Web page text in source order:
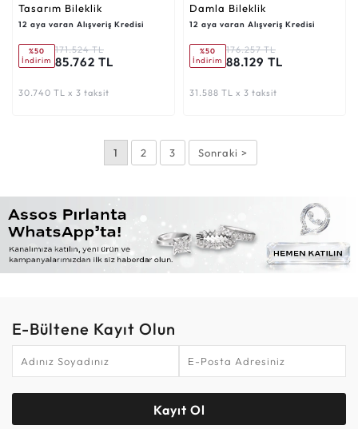
Tasarım Bileklik
12 aya varan Alışveriş Kredisi
%50
İndirim
171.524 TL
85.762 TL
30.740 TL x 3 taksit
Damla Bileklik
12 aya varan Alışveriş Kredisi
%50
İndirim
176.257 TL
88.129 TL
31.588 TL x 3 taksit
1 2 3 Sonraki >
E-Bültene Kayıt Olun
Kayıt Ol